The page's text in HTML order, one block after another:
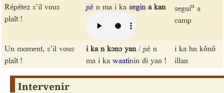
Répétez s’il vous
plaît !
ɲɛ̀n ma i ka segina kan seguina
camp
Un moment, s’il vous
plaît !
i ka n kɔnɔ yan/ ɲɛ̀ n
ma i ka waatinin di yan !
i ka hn kônô
illan
Intervenir